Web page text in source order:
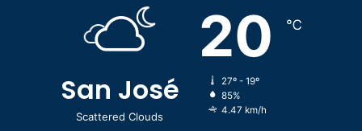
San José
Scattered Clouds
20 ℃
27º - 19º
85%
4.47 km/h